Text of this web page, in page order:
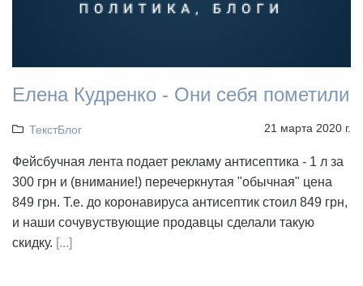
Елена Кудренко - Они себя пометили
ТекстБлог 21 марта 2020 г.
Фейсбучная лента подает рекламу антисептика - 1 л за
300 грн и (внимание!) перечеркнутая "обычная" цена
849 грн. Т.е. до коронавируса антисептик стоил 849 грн,
и наши сочувуствующие продавцы сделали такую
скидку. [...]